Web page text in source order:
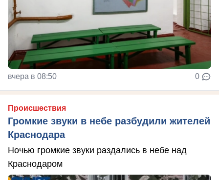
вчера в 08:50 0
Происшествия
Громкие звуки в небе разбудили жителей
Краснодара
Ночью громкие звуки раздались в небе над
Краснодаром